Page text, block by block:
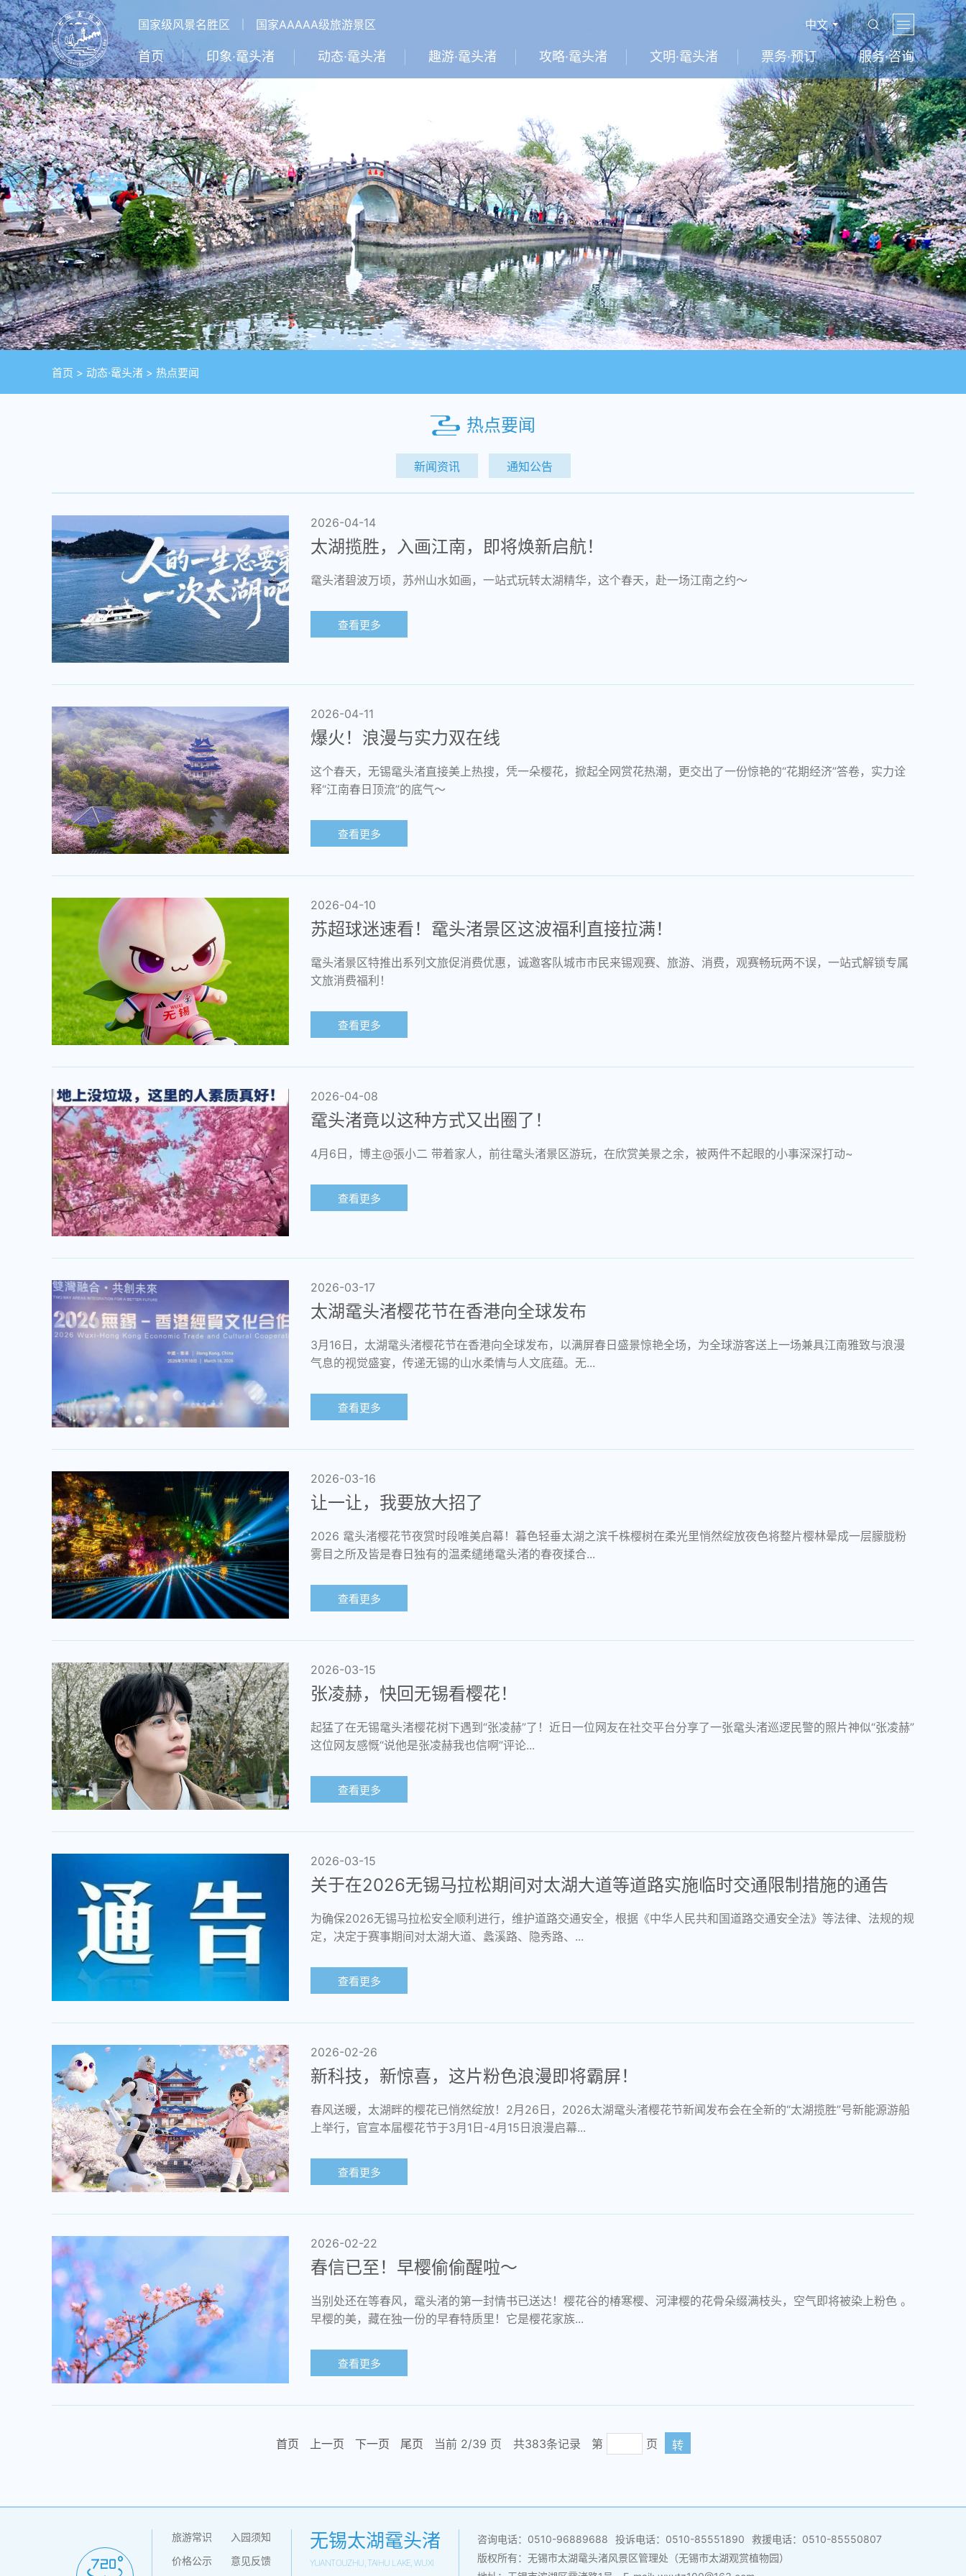
国家级风景名胜区 国家AAAAA级旅游景区 中文
首页 印象·鼋头渚 动态·鼋头渚 趣游·鼋头渚 攻略·鼋头渚 文明·鼋头渚 票务·预订 服务·咨询
首页 > 动态·鼋头渚 > 热点要闻
热点要闻
新闻资讯 通知公告
2026-04-14
太湖揽胜，入画江南，即将焕新启航！
鼋头渚碧波万顷，苏州山水如画，一站式玩转太湖精华，这个春天，赴一场江南之约～
查看更多
2026-04-11
爆火！浪漫与实力双在线
这个春天，无锡鼋头渚直接美上热搜，凭一朵樱花，掀起全网赏花热潮，更交出了一份惊艳的“花期经济”答卷，实力诠
释“江南春日顶流”的底气～
查看更多
2026-04-10
苏超球迷速看！鼋头渚景区这波福利直接拉满！
鼋头渚景区特推出系列文旅促消费优惠，诚邀客队城市市民来锡观赛、旅游、消费，观赛畅玩两不误，一站式解锁专属
文旅消费福利！
查看更多
2026-04-08
鼋头渚竟以这种方式又出圈了！
4月6日，博主@張小二 带着家人，前往鼋头渚景区游玩，在欣赏美景之余，被两件不起眼的小事深深打动~
查看更多
2026-03-17
太湖鼋头渚樱花节在香港向全球发布
3月16日，太湖鼋头渚樱花节在香港向全球发布，以满屏春日盛景惊艳全场，为全球游客送上一场兼具江南雅致与浪漫
气息的视觉盛宴，传递无锡的山水柔情与人文底蕴。无...
查看更多
2026-03-16
让一让，我要放大招了
2026 鼋头渚樱花节夜赏时段唯美启幕！暮色轻垂太湖之滨千株樱树在柔光里悄然绽放夜色将整片樱林晕成一层朦胧粉
雾目之所及皆是春日独有的温柔缱绻鼋头渚的春夜揉合...
查看更多
2026-03-15
张凌赫，快回无锡看樱花！
起猛了在无锡鼋头渚樱花树下遇到“张凌赫”了！近日一位网友在社交平台分享了一张鼋头渚巡逻民警的照片神似“张凌赫”
这位网友感慨“说他是张凌赫我也信啊”评论...
查看更多
2026-03-15
关于在2026无锡马拉松期间对太湖大道等道路实施临时交通限制措施的通告
为确保2026无锡马拉松安全顺利进行，维护道路交通安全，根据《中华人民共和国道路交通安全法》等法律、法规的规
定，决定于赛事期间对太湖大道、蠡溪路、隐秀路、...
查看更多
2026-02-26
新科技，新惊喜，这片粉色浪漫即将霸屏！
春风送暖，太湖畔的樱花已悄然绽放！2月26日，2026太湖鼋头渚樱花节新闻发布会在全新的“太湖揽胜”号新能源游船
上举行，官宣本届樱花节于3月1日-4月15日浪漫启幕...
查看更多
2026-02-22
春信已至！早樱偷偷醒啦～​
当别处还在等春风，鼋头渚的第一封情书已送达！樱花谷的椿寒樱、河津樱的花骨朵缀满枝头，空气即将被染上粉色 。
早樱的美，藏在独一份的早春特质里！它是樱花家族...
查看更多
首页 上一页 下一页 尾页 当前 2/39 页 共383条记录 第 页 转
旅游常识
入园须知
价格公示
意见反馈
无锡太湖鼋头渚
YUANTOUZHU, TAIHU LAKE, WUXI
咨询电话：0510-96889688 投诉电话：0510-85551890
救援电话：0510-85550807
版权所有：无锡市太湖鼋头渚风景区管理处（无锡市太湖观赏植物园）